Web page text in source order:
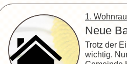
1.
Neue
Trotz der
wichtig.